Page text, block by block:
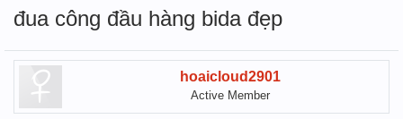
đua công đầu hàng bida đẹp
hoaicloud2901
Active Member